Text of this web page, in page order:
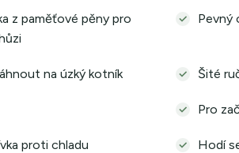
z paměťové pěny pro
Pevný
na úzký kotník Šité
Pro
proti chladu Hodí